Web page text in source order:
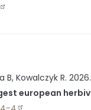
B, Kowalczyk R. 2026.
european